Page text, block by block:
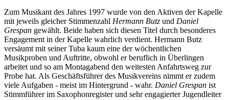
Zum Musikant des Jahres 1997 wurde von den Aktiven der Kapelle
mit jeweils gleicher Stimmenzahl Hermann Butz und Daniel
Grespan gewählt. Beide haben sich diesen Titel durch besonderes
Engagement in der Kapelle wahrlich verdient. Hermann Butz
versäumt mit seiner Tuba kaum eine der wöchentlichen
Musikproben und Auftritte, obwohl er beruflich in Überlingen
arbeitet und so am Montagabend den weitesten Anfahrtsweg zur
Probe hat. Als Geschäftsführer des Musikvereins nimmt er zudem
viele Aufgaben - meist im Hintergrund - wahr. Daniel Grespan ist
Stimmführer im Saxophonregister und sehr engagierter Jugendleiter